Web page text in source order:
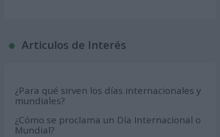
Articulos de Interés
¿Para qué sirven los días internacionales y
mundiales?
¿Cómo se proclama un Día Internacional o
Mundial?